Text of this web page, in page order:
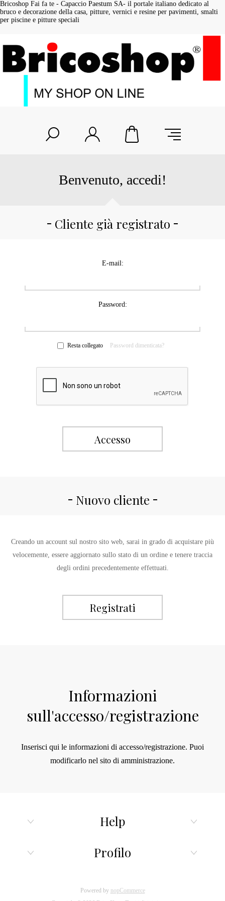
Bricoshop Fai fa te - Capaccio Paestum SA- il portale italiano dedicato al
bruco e decorazione della casa, pitture, vernici e resine per pavimenti, smalti
per piscine e pitture speciali
Benvenuto, accedi!
Cliente già registrato
E-mail:
Password:
Resta collegato Password dimenticata?
Nuovo cliente
Creando un account sul nostro sito web, sarai in grado di acquistare più
velocemente, essere aggiornato sullo stato di un ordine e tenere traccia
degli ordini precedentemente effettuati.
Informazioni
sull'accesso/registrazione
Inserisci qui le informazioni di accesso/registrazione. Puoi
modificarlo nel sito di amministrazione.
Help
Profilo
Powered by nopCommerce